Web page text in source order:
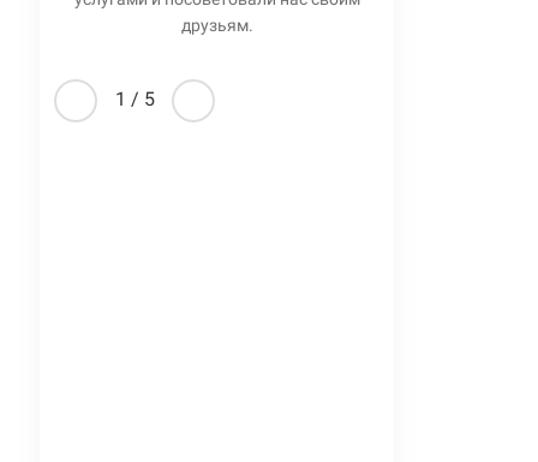
друзьям.
1 / 5